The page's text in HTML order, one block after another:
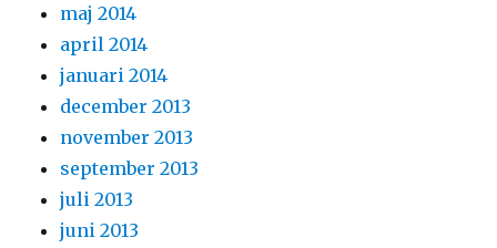
maj 2014
april 2014
januari 2014
december 2013
november 2013
september 2013
juli 2013
juni 2013